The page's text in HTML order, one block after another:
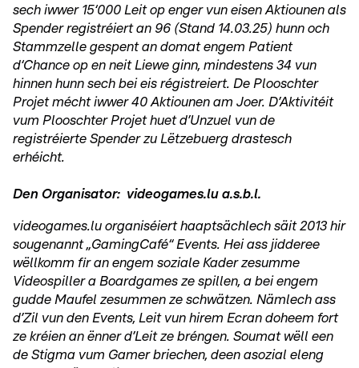
sech iwwer 15‘000 Leit op enger vun eisen Aktiounen als
Spender registréiert an 96 (Stand 14.03.25) hunn och
Stammzelle gespent an domat engem Patient
d‘Chance op en neit Liewe ginn, mindestens 34 vun
hinnen hunn sech bei eis régistreiert. De Plooschter
Projet mécht iwwer 40 Aktiounen am Joer. D’Aktivitéit
vum Plooschter Projet huet d’Unzuel vun de
registréierte Spender zu Lëtzebuerg drastesch
erhéicht.
Den Organisator: videogames.lu a.s.b.l.
videogames.lu organiséiert haaptsächlech säit 2013 hir
sougenannt „GamingCafé“ Events. Hei ass jidderee
wëllkomm fir an engem soziale Kader zesumme
Videospiller a Boardgames ze spillen, a bei engem
gudde Maufel zesummen ze schwätzen. Nämlech ass
d’Zil vun den Events, Leit vun hirem Ecran doheem fort
ze kréien an ënner d’Leit ze bréngen. Soumat wëll een
de Stigma vum Gamer briechen, deen asozial eleng